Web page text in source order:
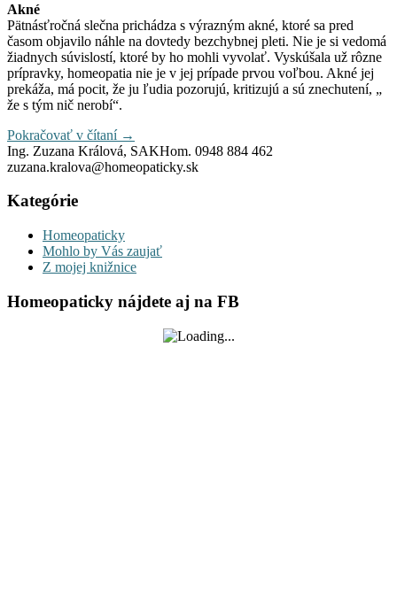
Akné
Pätnásťročná slečna prichádza s výrazným akné, ktoré sa pred
časom objavilo náhle na dovtedy bezchybnej pleti. Nie je si vedomá
žiadnych súvislostí, ktoré by ho mohli vyvolať. Vyskúšala už rôzne
prípravky, homeopatia nie je v jej prípade prvou voľbou. Akné jej
prekáža, má pocit, že ju ľudia pozorujú, kritizujú a sú znechutení, „
že s tým nič nerobí“.
Pokračovať v čítaní →
Ing. Zuzana Králová, SAKHom. 0948 884 462
zuzana.kralova@homeopaticky.sk
Kategórie
Homeopaticky
Mohlo by Vás zaujať
Z mojej knižnice
Homeopaticky nájdete aj na FB